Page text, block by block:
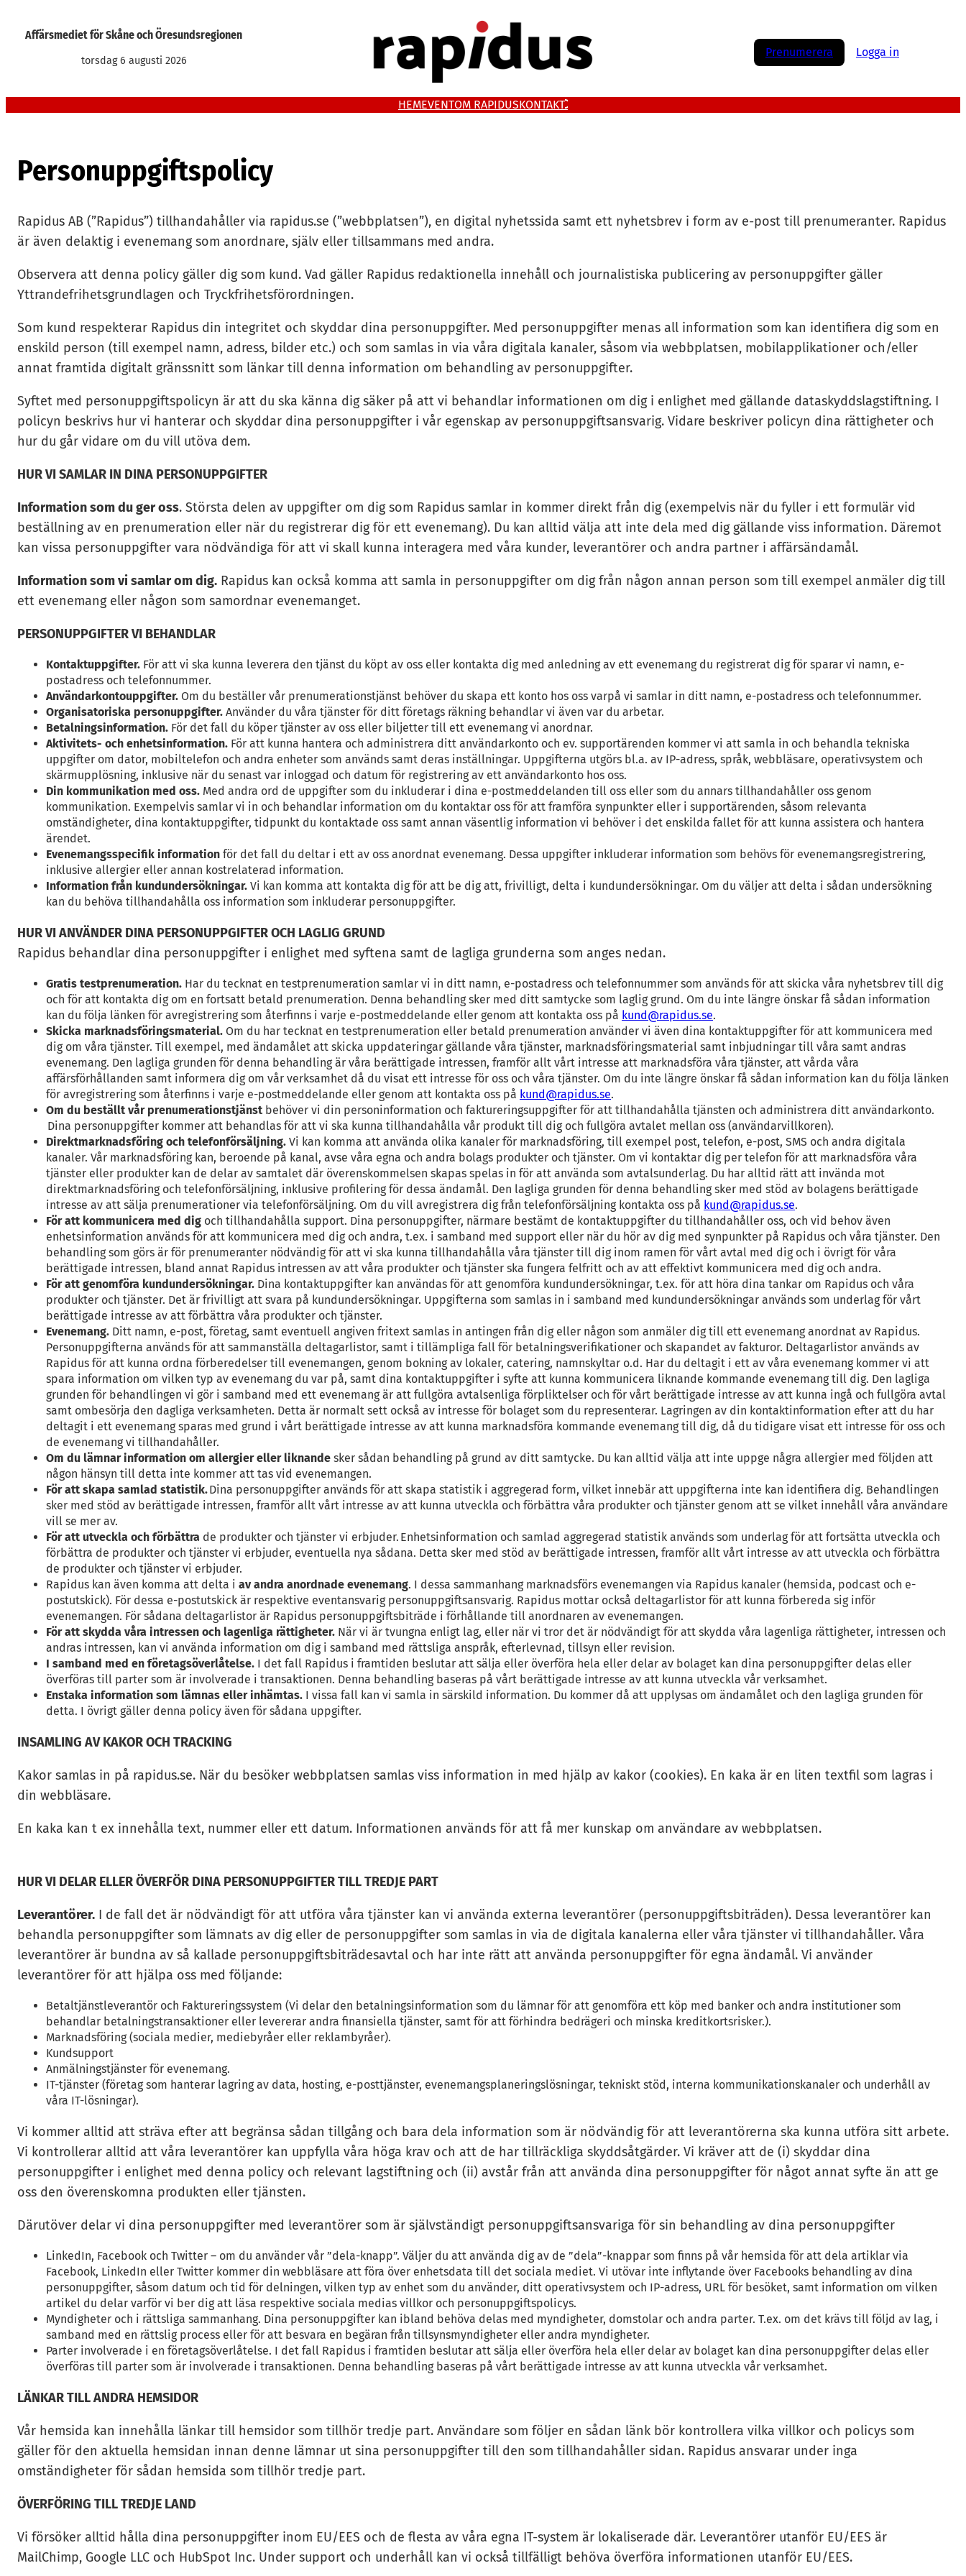
Affärsmediet för Skåne och Öresundsregionen
torsdag 6 augusti 2026
Prenumerera Logga in
HEMEVENTOM RAPIDUSKONTAKT
Personuppgiftspolicy
Rapidus AB (”Rapidus”) tillhandahåller via rapidus.se (”webbplatsen”), en digital nyhetssida samt ett nyhetsbrev i form av e-post till prenumeranter. Rapidus
är även delaktig i evenemang som anordnare, själv eller tillsammans med andra.
Observera att denna policy gäller dig som kund. Vad gäller Rapidus redaktionella innehåll och journalistiska publicering av personuppgifter gäller
Yttrandefrihetsgrundlagen och Tryckfrihetsförordningen.
Som kund respekterar Rapidus din integritet och skyddar dina personuppgifter. Med personuppgifter menas all information som kan identifiera dig som en
enskild person (till exempel namn, adress, bilder etc.) och som samlas in via våra digitala kanaler, såsom via webbplatsen, mobilapplikationer och/eller
annat framtida digitalt gränssnitt som länkar till denna information om behandling av personuppgifter.
Syftet med personuppgiftspolicyn är att du ska känna dig säker på att vi behandlar informationen om dig i enlighet med gällande dataskyddslagstiftning. I
policyn beskrivs hur vi hanterar och skyddar dina personuppgifter i vår egenskap av personuppgiftsansvarig. Vidare beskriver policyn dina rättigheter och
hur du går vidare om du vill utöva dem.
HUR VI SAMLAR IN DINA PERSONUPPGIFTER
Information som du ger oss. Största delen av uppgifter om dig som Rapidus samlar in kommer direkt från dig (exempelvis när du fyller i ett formulär vid
beställning av en prenumeration eller när du registrerar dig för ett evenemang). Du kan alltid välja att inte dela med dig gällande viss information. Däremot
kan vissa personuppgifter vara nödvändiga för att vi skall kunna interagera med våra kunder, leverantörer och andra partner i affärsändamål.
Information som vi samlar om dig. Rapidus kan också komma att samla in personuppgifter om dig från någon annan person som till exempel anmäler dig till
ett evenemang eller någon som samordnar evenemanget.
PERSONUPPGIFTER VI BEHANDLAR
Kontaktuppgifter. För att vi ska kunna leverera den tjänst du köpt av oss eller kontakta dig med anledning av ett evenemang du registrerat dig för sparar vi namn, e-
postadress och telefonnummer.
Användarkontouppgifter. Om du beställer vår prenumerationstjänst behöver du skapa ett konto hos oss varpå vi samlar in ditt namn, e-postadress och telefonnummer.
Organisatoriska personuppgifter. Använder du våra tjänster för ditt företags räkning behandlar vi även var du arbetar.
Betalningsinformation. För det fall du köper tjänster av oss eller biljetter till ett evenemang vi anordnar.
Aktivitets- och enhetsinformation. För att kunna hantera och administrera ditt användarkonto och ev. supportärenden kommer vi att samla in och behandla tekniska
uppgifter om dator, mobiltelefon och andra enheter som används samt deras inställningar. Uppgifterna utgörs bl.a. av IP-adress, språk, webbläsare, operativsystem och
skärmupplösning, inklusive när du senast var inloggad och datum för registrering av ett användarkonto hos oss.
Din kommunikation med oss. Med andra ord de uppgifter som du inkluderar i dina e-postmeddelanden till oss eller som du annars tillhandahåller oss genom
kommunikation. Exempelvis samlar vi in och behandlar information om du kontaktar oss för att framföra synpunkter eller i supportärenden, såsom relevanta
omständigheter, dina kontaktuppgifter, tidpunkt du kontaktade oss samt annan väsentlig information vi behöver i det enskilda fallet för att kunna assistera och hantera
ärendet.
Evenemangsspecifik information för det fall du deltar i ett av oss anordnat evenemang. Dessa uppgifter inkluderar information som behövs för evenemangsregistrering,
inklusive allergier eller annan kostrelaterad information.
Information från kundundersökningar. Vi kan komma att kontakta dig för att be dig att, frivilligt, delta i kundundersökningar. Om du väljer att delta i sådan undersökning
kan du behöva tillhandahålla oss information som inkluderar personuppgifter.
HUR VI ANVÄNDER DINA PERSONUPPGIFTER OCH LAGLIG GRUND
Rapidus behandlar dina personuppgifter i enlighet med syftena samt de lagliga grunderna som anges nedan.
Gratis testprenumeration. Har du tecknat en testprenumeration samlar vi in ditt namn, e-postadress och telefonnummer som används för att skicka våra nyhetsbrev till dig
och för att kontakta dig om en fortsatt betald prenumeration. Denna behandling sker med ditt samtycke som laglig grund. Om du inte längre önskar få sådan information
kan du följa länken för avregistrering som återfinns i varje e-postmeddelande eller genom att kontakta oss på kund@rapidus.se.
Skicka marknadsföringsmaterial. Om du har tecknat en testprenumeration eller betald prenumeration använder vi även dina kontaktuppgifter för att kommunicera med
dig om våra tjänster. Till exempel, med ändamålet att skicka uppdateringar gällande våra tjänster, marknadsföringsmaterial samt inbjudningar till våra samt andras
evenemang. Den lagliga grunden för denna behandling är våra berättigade intressen, framför allt vårt intresse att marknadsföra våra tjänster, att vårda våra
affärsförhållanden samt informera dig om vår verksamhet då du visat ett intresse för oss och våra tjänster. Om du inte längre önskar få sådan information kan du följa länken
för avregistrering som återfinns i varje e-postmeddelande eller genom att kontakta oss på kund@rapidus.se.
Om du beställt vår prenumerationstjänst behöver vi din personinformation och faktureringsuppgifter för att tillhandahålla tjänsten och administrera ditt användarkonto.
Dina personuppgifter kommer att behandlas för att vi ska kunna tillhandahålla vår produkt till dig och fullgöra avtalet mellan oss (användarvillkoren).
Direktmarknadsföring och telefonförsäljning. Vi kan komma att använda olika kanaler för marknadsföring, till exempel post, telefon, e-post, SMS och andra digitala
kanaler. Vår marknadsföring kan, beroende på kanal, avse våra egna och andra bolags produkter och tjänster. Om vi kontaktar dig per telefon för att marknadsföra våra
tjänster eller produkter kan de delar av samtalet där överenskommelsen skapas spelas in för att använda som avtalsunderlag. Du har alltid rätt att invända mot
direktmarknadsföring och telefonförsäljning, inklusive profilering för dessa ändamål. Den lagliga grunden för denna behandling sker med stöd av bolagens berättigade
intresse av att sälja prenumerationer via telefonförsäljning. Om du vill avregistrera dig från telefonförsäljning kontakta oss på kund@rapidus.se.
För att kommunicera med dig och tillhandahålla support. Dina personuppgifter, närmare bestämt de kontaktuppgifter du tillhandahåller oss, och vid behov även
enhetsinformation används för att kommunicera med dig och andra, t.ex. i samband med support eller när du hör av dig med synpunkter på Rapidus och våra tjänster. Den
behandling som görs är för prenumeranter nödvändig för att vi ska kunna tillhandahålla våra tjänster till dig inom ramen för vårt avtal med dig och i övrigt för våra
berättigade intressen, bland annat Rapidus intressen av att våra produkter och tjänster ska fungera felfritt och av att effektivt kommunicera med dig och andra.
För att genomföra kundundersökningar. Dina kontaktuppgifter kan användas för att genomföra kundundersökningar, t.ex. för att höra dina tankar om Rapidus och våra
produkter och tjänster. Det är frivilligt att svara på kundundersökningar. Uppgifterna som samlas in i samband med kundundersökningar används som underlag för vårt
berättigade intresse av att förbättra våra produkter och tjänster.
Evenemang. Ditt namn, e-post, företag, samt eventuell angiven fritext samlas in antingen från dig eller någon som anmäler dig till ett evenemang anordnat av Rapidus.
Personuppgifterna används för att sammanställa deltagarlistor, samt i tillämpliga fall för betalningsverifikationer och skapandet av fakturor. Deltagarlistor används av
Rapidus för att kunna ordna förberedelser till evenemangen, genom bokning av lokaler, catering, namnskyltar o.d. Har du deltagit i ett av våra evenemang kommer vi att
spara information om vilken typ av evenemang du var på, samt dina kontaktuppgifter i syfte att kunna kommunicera liknande kommande evenemang till dig. Den lagliga
grunden för behandlingen vi gör i samband med ett evenemang är att fullgöra avtalsenliga förpliktelser och för vårt berättigade intresse av att kunna ingå och fullgöra avtal
samt ombesörja den dagliga verksamheten. Detta är normalt sett också av intresse för bolaget som du representerar. Lagringen av din kontaktinformation efter att du har
deltagit i ett evenemang sparas med grund i vårt berättigade intresse av att kunna marknadsföra kommande evenemang till dig, då du tidigare visat ett intresse för oss och
de evenemang vi tillhandahåller.
Om du lämnar information om allergier eller liknande sker sådan behandling på grund av ditt samtycke. Du kan alltid välja att inte uppge några allergier med följden att
någon hänsyn till detta inte kommer att tas vid evenemangen.
För att skapa samlad statistik.Dina personuppgifter används för att skapa statistik i aggregerad form, vilket innebär att uppgifterna inte kan identifiera dig. Behandlingen
sker med stöd av berättigade intressen, framför allt vårt intresse av att kunna utveckla och förbättra våra produkter och tjänster genom att se vilket innehåll våra användare
vill se mer av.
För att utveckla och förbättra de produkter och tjänster vi erbjuder. Enhetsinformation och samlad aggregerad statistik används som underlag för att fortsätta utveckla och
förbättra de produkter och tjänster vi erbjuder, eventuella nya sådana. Detta sker med stöd av berättigade intressen, framför allt vårt intresse av att utveckla och förbättra
de produkter och tjänster vi erbjuder.
Rapidus kan även komma att delta i av andra anordnade evenemang. I dessa sammanhang marknadsförs evenemangen via Rapidus kanaler (hemsida, podcast och e-
postutskick). För dessa e-postutskick är respektive eventansvarig personuppgiftsansvarig. Rapidus mottar också deltagarlistor för att kunna förbereda sig inför
evenemangen. För sådana deltagarlistor är Rapidus personuppgiftsbiträde i förhållande till anordnaren av evenemangen.
För att skydda våra intressen och lagenliga rättigheter. När vi är tvungna enligt lag, eller när vi tror det är nödvändigt för att skydda våra lagenliga rättigheter, intressen och
andras intressen, kan vi använda information om dig i samband med rättsliga anspråk, efterlevnad, tillsyn eller revision.
I samband med en företagsöverlåtelse. I det fall Rapidus i framtiden beslutar att sälja eller överföra hela eller delar av bolaget kan dina personuppgifter delas eller
överföras till parter som är involverade i transaktionen. Denna behandling baseras på vårt berättigade intresse av att kunna utveckla vår verksamhet.
Enstaka information som lämnas eller inhämtas. I vissa fall kan vi samla in särskild information. Du kommer då att upplysas om ändamålet och den lagliga grunden för
detta. I övrigt gäller denna policy även för sådana uppgifter.
INSAMLING AV KAKOR OCH TRACKING
Kakor samlas in på rapidus.se. När du besöker webbplatsen samlas viss information in med hjälp av kakor (cookies). En kaka är en liten textfil som lagras i
din webbläsare.
En kaka kan t ex innehålla text, nummer eller ett datum. Informationen används för att få mer kunskap om användare av webbplatsen.
HUR VI DELAR ELLER ÖVERFÖR DINA PERSONUPPGIFTER TILL TREDJE PART
Leverantörer. I de fall det är nödvändigt för att utföra våra tjänster kan vi använda externa leverantörer (personuppgiftsbiträden). Dessa leverantörer kan
behandla personuppgifter som lämnats av dig eller de personuppgifter som samlas in via de digitala kanalerna eller våra tjänster vi tillhandahåller. Våra
leverantörer är bundna av så kallade personuppgiftsbiträdesavtal och har inte rätt att använda personuppgifter för egna ändamål. Vi använder
leverantörer för att hjälpa oss med följande:
Betaltjänstleverantör och Faktureringssystem (Vi delar den betalningsinformation som du lämnar för att genomföra ett köp med banker och andra institutioner som
behandlar betalningstransaktioner eller levererar andra finansiella tjänster, samt för att förhindra bedrägeri och minska kreditkortsrisker.).
Marknadsföring (sociala medier, mediebyråer eller reklambyråer).
Kundsupport
Anmälningstjänster för evenemang.
IT-tjänster (företag som hanterar lagring av data, hosting, e-posttjänster, evenemangsplaneringslösningar, tekniskt stöd, interna kommunikationskanaler och underhåll av
våra IT-lösningar).
Vi kommer alltid att sträva efter att begränsa sådan tillgång och bara dela information som är nödvändig för att leverantörerna ska kunna utföra sitt arbete.
Vi kontrollerar alltid att våra leverantörer kan uppfylla våra höga krav och att de har tillräckliga skyddsåtgärder. Vi kräver att de (i) skyddar dina
personuppgifter i enlighet med denna policy och relevant lagstiftning och (ii) avstår från att använda dina personuppgifter för något annat syfte än att ge
oss den överenskomna produkten eller tjänsten.
Därutöver delar vi dina personuppgifter med leverantörer som är självständigt personuppgiftsansvariga för sin behandling av dina personuppgifter
LinkedIn, Facebook och Twitter – om du använder vår ”dela-knapp”. Väljer du att använda dig av de ”dela”-knappar som finns på vår hemsida för att dela artiklar via
Facebook, LinkedIn eller Twitter kommer din webbläsare att föra över enhetsdata till det sociala mediet. Vi utövar inte inflytande över Facebooks behandling av dina
personuppgifter, såsom datum och tid för delningen, vilken typ av enhet som du använder, ditt operativsystem och IP-adress, URL för besöket, samt information om vilken
artikel du delar varför vi ber dig att läsa respektive sociala medias villkor och personuppgiftspolicys.
Myndigheter och i rättsliga sammanhang. Dina personuppgifter kan ibland behöva delas med myndigheter, domstolar och andra parter. T.ex. om det krävs till följd av lag, i
samband med en rättslig process eller för att besvara en begäran från tillsynsmyndigheter eller andra myndigheter.
Parter involverade i en företagsöverlåtelse. I det fall Rapidus i framtiden beslutar att sälja eller överföra hela eller delar av bolaget kan dina personuppgifter delas eller
överföras till parter som är involverade i transaktionen. Denna behandling baseras på vårt berättigade intresse av att kunna utveckla vår verksamhet.
LÄNKAR TILL ANDRA HEMSIDOR
Vår hemsida kan innehålla länkar till hemsidor som tillhör tredje part. Användare som följer en sådan länk bör kontrollera vilka villkor och policys som
gäller för den aktuella hemsidan innan denne lämnar ut sina personuppgifter till den som tillhandahåller sidan. Rapidus ansvarar under inga
omständigheter för sådan hemsida som tillhör tredje part.
ÖVERFÖRING TILL TREDJE LAND
Vi försöker alltid hålla dina personuppgifter inom EU/EES och de flesta av våra egna IT-system är lokaliserade där. Leverantörer utanför EU/EES är
MailChimp, Google LLC och HubSpot Inc. Under support och underhåll kan vi också tillfälligt behöva överföra informationen utanför EU/EES.